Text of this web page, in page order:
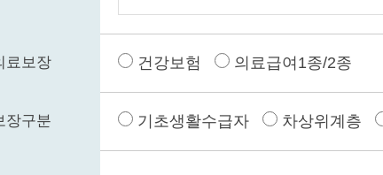
료보장 건강보험 의료급여1종/2종
장구분 기초생활수급자 차상위계층